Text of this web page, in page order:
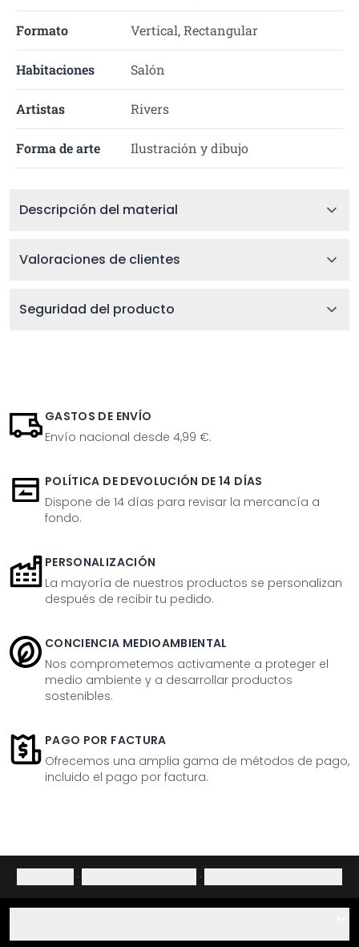
Formato Vertical, Rectangular
Habitaciones Salón
Artistas Rivers
Forma de arte Ilustración y dibujo
Descripción del material
Valoraciones de clientes
Seguridad del producto
GASTOS DE ENVÍO
Envío nacional desde 4,99 €.
POLÍTICA DE DEVOLUCIÓN DE 14 DÍAS
Dispone de 14 días para revisar la mercancía a
fondo.
PERSONALIZACIÓN
La mayoría de nuestros productos se personalizan
después de recibir tu pedido.
CONCIENCIA MEDIOAMBIENTAL
Nos comprometemos activamente a proteger el
medio ambiente y a desarrollar productos
sostenibles.
PAGO POR FACTURA
Ofrecemos una amplia gama de métodos de pago,
incluido el pago por factura.
· ·